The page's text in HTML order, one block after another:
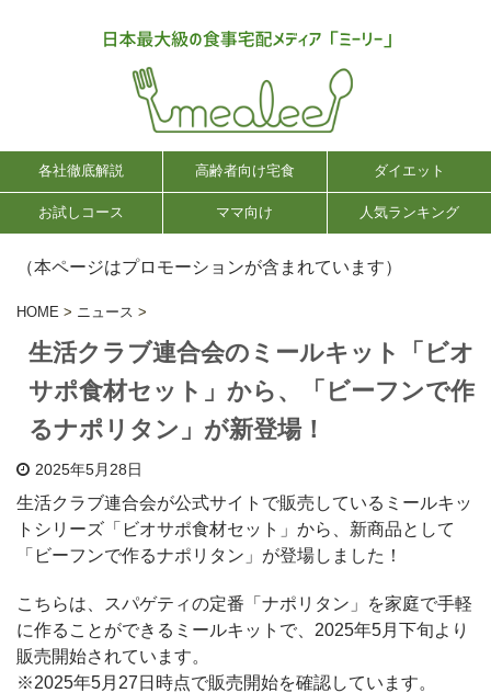
各社徹底解説 高齢者向け宅食 ダイエット
お試しコース ママ向け 人気ランキング
（本ページはプロモーションが含まれています）
HOME > ニュース >
生活クラブ連合会のミールキット「ビオ
サポ食材セット」から、「ビーフンで作
るナポリタン」が新登場！
2025年5月28日
生活クラブ連合会が公式サイトで販売しているミールキッ
トシリーズ「ビオサポ食材セット」から、新商品として
「ビーフンで作るナポリタン」が登場しました！
こちらは、スパゲティの定番「ナポリタン」を家庭で手軽
に作ることができるミールキットで、2025年5月下旬より
販売開始されています。
※2025年5月27日時点で販売開始を確認しています。